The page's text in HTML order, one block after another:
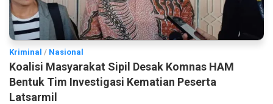
Kriminal / Nasional
Koalisi Masyarakat Sipil Desak Komnas HAM
Bentuk Tim Investigasi Kematian Peserta
Latsarmil